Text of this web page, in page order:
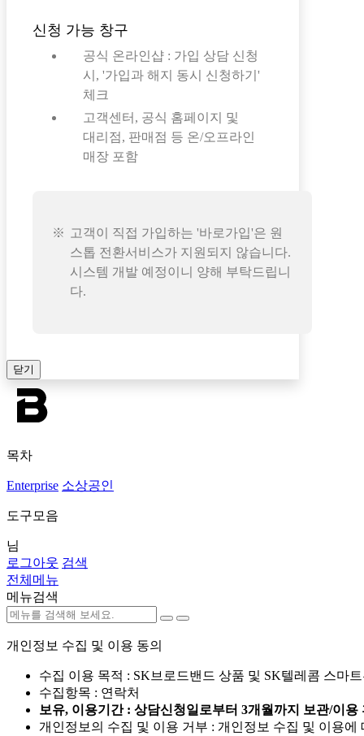
신청 가능 창구
공식 온라인샵 : 가입 상담 신청
시, '가입과 해지 동시 신청하기'
체크
고객센터, 공식 홈페이지 및
대리점, 판매점 등 온/오프라인
매장 포함
고객이 직접 가입하는 '바로가입'은 원
스톱 전환서비스가 지원되지 않습니다.
시스템 개발 예정이니 양해 부탁드립니
다.
닫기
목차
Enterprise 소상공인
도구모음
님
로그아웃 검색
전체메뉴
메뉴검색
개인정보 수집 및 이용 동의
수집 이용 목적 : SK브로드밴드 상품 및 SK텔레콤 스마
수집항목 : 연락처
보유, 이용기간 : 상담신청일로부터 3개월까지 보관/이용
개인정보의 수집 및 이용 거부 : 개인정보 수집 및 이용